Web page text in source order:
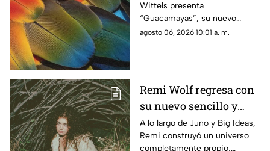
identidad, las nostalgia
y el sentido de
pertenencia
Wittels presenta
“Guacamayas”, su nuevo
sencillo disponible a partir del
vínculos emocionales que nos
conectan con el lugar al que
llamamos hogar.
agosto 06, 2026 10:01 a. m.
Remi Wolf regresa con
su nuevo sencillo y
video 'Twiggy'
A lo largo de Juno y Big Ideas,
Remi construyó un universo
completamente propio,